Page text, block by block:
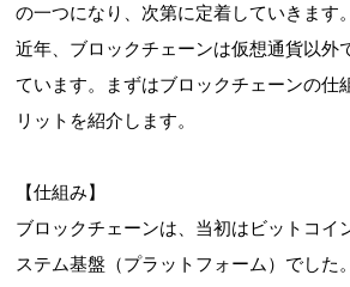
の一つになり、次第に定着していきます。
近年、ブロックチェーンは仮想通貨以外
ています。まずはブロックチェーンの仕
リットを紹介します。
【仕組み】
ブロックチェーンは、当初はビットコイ
ステム基盤（プラットフォーム）でした